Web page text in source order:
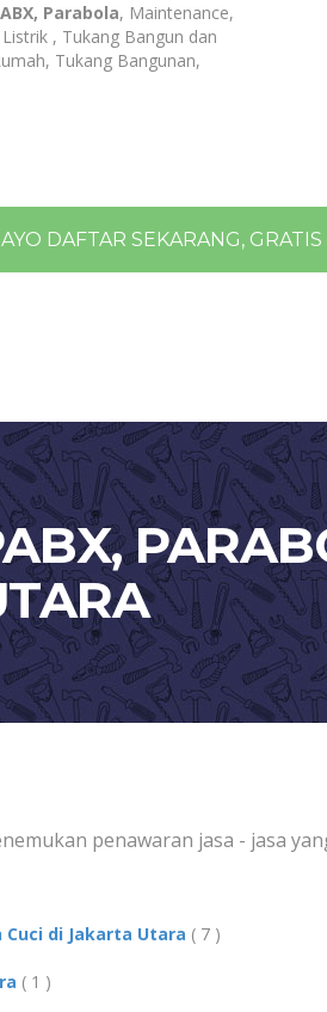
Parabola, Maintenance,
, Tukang Bangun dan
Tukang Bangunan,
DAFTAR SEKARANG, GRATIS
penawaran jasa - jasa
Cuci di Jakarta Utara ( 7 )
( 1 )